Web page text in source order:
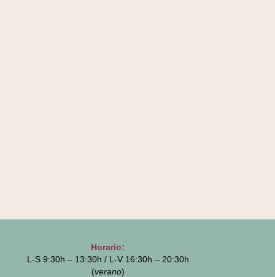
Horario:
L-S 9:30h – 13:30h / L-V 16:30h – 20:30h
(verano)